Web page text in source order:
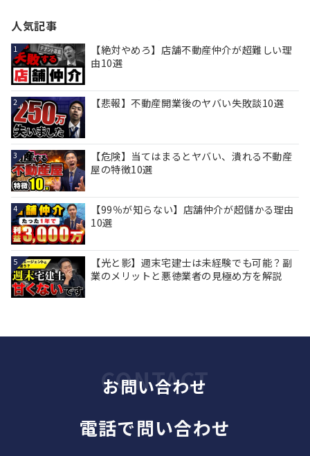
人気記事
1
【絶対やめろ】店舗不動産仲介が超難しい理
由10選
2 【悲報】不動産開業後のヤバい失敗談10選
3
【危険】当てはまるとヤバい、潰れる不動産
屋の特徴10選
4
【99％が知らない】店舗仲介が超儲かる理由
10選
5
【光と影】週末宅建士は未経験でも可能？副
業のメリットと悪徳業者の見極め方を解説
お問い合わせ
電話で問い合わせ